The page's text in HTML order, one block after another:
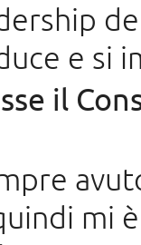
e si
il
mi